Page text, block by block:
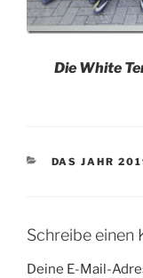
Die White
KATEGORIEN
DAS JAHR
Schreibe einen
Deine E-Mail-